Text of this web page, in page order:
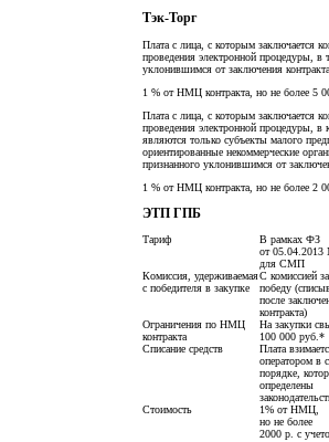
Тэк-Торг
Плата с лица, с которым заключается
проведения электронной процедуры, в
уклонившимся от заключения контракта
1 % от НМЦ контракта, но не более 5
Плата с лица, с которым заключается
проведения электронной процедуры, в
являются только субъекты малого
ориентированные некоммерческие
признанного уклонившимся от
1 % от НМЦ контракта, но не более 2
ЭТП ГПБ
Тариф
В рамках ФЗ
от 05.04.2013
для СМП
Комиссия, удерживаемая
с победителя в закупке
С комиссией
победу
после
контракта)
Ограничения по НМЦ
контракта
На закупки
100 000 руб.*
Списание средств
Плата
оператором в
порядке,
определены
Стоимость
1% от НМЦ,
но не более
2000 р. с